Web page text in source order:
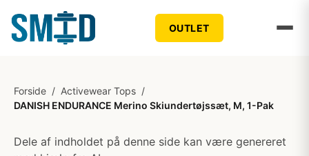
OUTLET
Forside / Activewear Tops /
DANISH ENDURANCE Merino Skiundertøjssæt, M, 1-Pak
Dele af indholdet på denne side kan være genereret